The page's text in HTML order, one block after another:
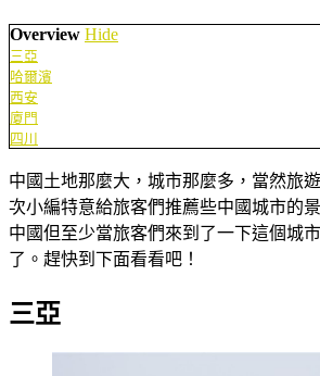
Overview Hide
三亞
哈爾濱
西安
廈門
四川
中國土地那麼大，城市那麼多，當然旅
次小編特意給旅客們推薦些中國城市的
中國但至少當旅客們來到了一下這個城
了。趕快到下面看看吧！
三亞